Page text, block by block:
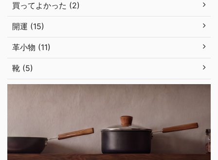
買ってよかった (2)
開運 (15)
革小物 (11)
靴 (5)